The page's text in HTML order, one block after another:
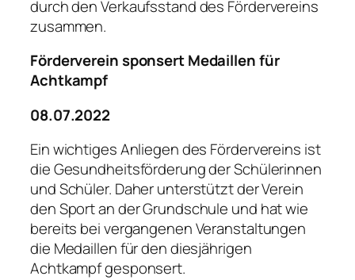
durch den Verkaufsstand des Fördervereins
zusammen.
Förderverein sponsert Medaillen für
Achtkampf
08.07.2022
Ein wichtiges Anliegen des Fördervereins ist
die Gesundheitsförderung der Schülerinnen
und Schüler. Daher unterstützt der Verein
den Sport an der Grundschule und hat wie
bereits bei vergangenen Veranstaltungen
die Medaillen für den diesjährigen
Achtkampf gesponsert.